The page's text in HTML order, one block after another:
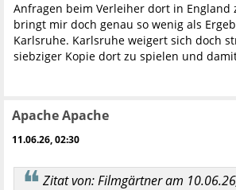
Anfragen beim Verleiher dort in England
bringt mir doch genau so wenig als
Karlsruhe. Karlsruhe weigert sich doch
siebziger Kopie dort zu spielen und
Apache Apache
11.06.26, 02:30
Zitat von: Filmgärtner am